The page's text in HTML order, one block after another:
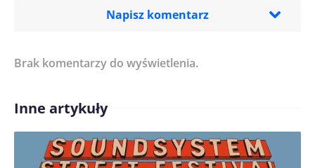
Napisz komentarz
Treść komentarza*
Imię/ Nick*
Brak komentarzy do wyświetlenia.
Inne artykuły